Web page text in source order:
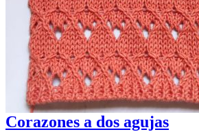
Corazones a dos agujas